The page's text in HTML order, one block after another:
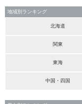
地域別ランキング
北海道
関東
東海
中国・四国